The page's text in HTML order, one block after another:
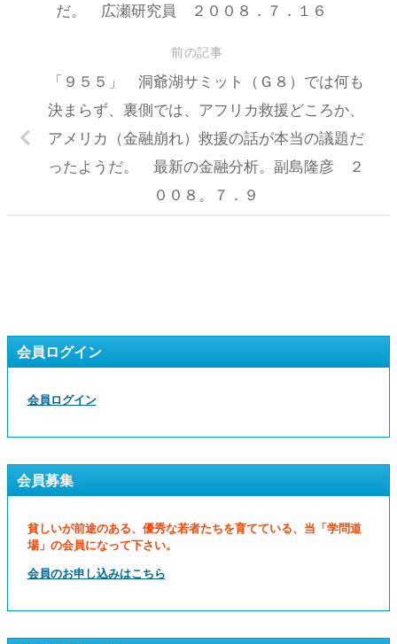
だ。 広瀬研究員 ２００８．７．１６
前の記事
「９５５」 洞爺湖サミット（Ｇ８）では何も
決まらず、裏側では、アフリカ救援どころか、
アメリカ（金融崩れ）救援の話が本当の議題だ
ったようだ。 最新の金融分析。副島隆彦 ２
００８。７．９
会員ログイン
会員ログイン
会員募集
貧しいが前途のある、優秀な若者たちを育てている、当「学問道
場」の会員になって下さい。
会員のお申し込みはこちら